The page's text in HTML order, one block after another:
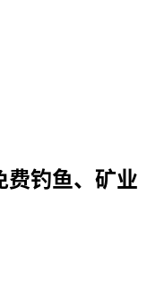
钓鱼、矿业